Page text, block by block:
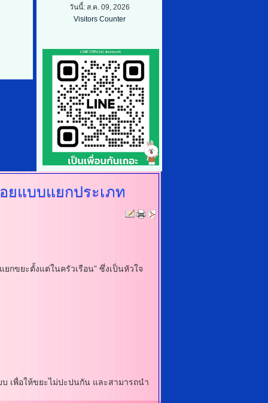
วันนี้: ส.ค. 09, 2026
Visitors Counter
ยแบบแยกประเภท
ขยะตั้งแต่ในครัวเรือน” ซึ่งเป็นหัวใจ
บ เพื่อให้ขยะไม่ปะปนกัน และสามารถนำ